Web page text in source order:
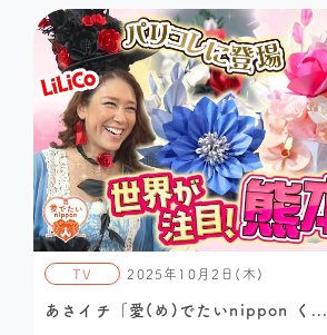
TV 2025年10月2日(木)
あさイチ「愛(め)でたいnippon く...